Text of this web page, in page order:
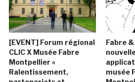
[EVENT] Forum régional
CLIC X Musée Fabre
Montpellier «
Ralentissement,
Fabre
musée